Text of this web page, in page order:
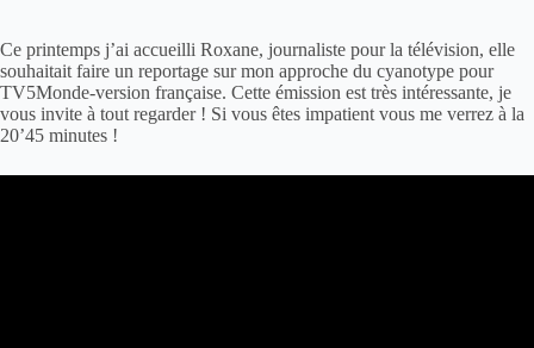
Ce printemps j’ai accueilli Roxane, journaliste pour la télévision, elle
souhaitait faire un reportage sur mon approche du cyanotype pour
TV5Monde-version française. Cette émission est très intéressante, je
vous invite à tout regarder ! Si vous êtes impatient vous me verrez à la
20’45 minutes !